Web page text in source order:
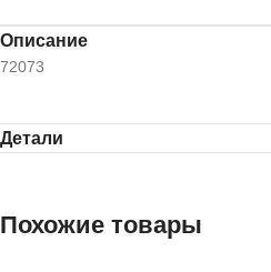
Описание
72073
Детали
Похожие товары